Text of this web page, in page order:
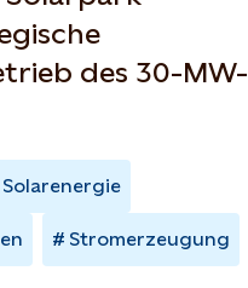
des 30-MW-
Solarenergie
Stromerzeugung